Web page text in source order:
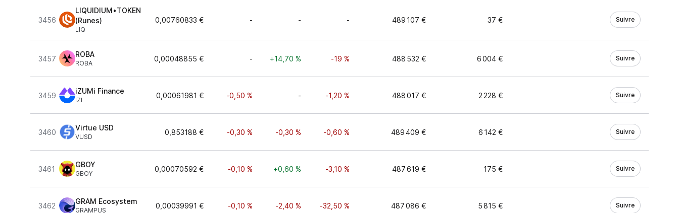
3456
LIQUIDIUM•TOKEN
(Runes)
LIQ
0,00760833 € - - - 489 107 € 37 € Suivre
3457
ROBA
ROBA
0,00048855 € - +14,70 % -19 % 488 532 € 6 004 € Suivre
3459
iZUMi Finance
IZI
0,00061981 € -0,50 % - -1,20 % 488 017 € 2 228 € Suivre
3460
Virtue USD
VUSD
0,853188 € -0,30 % -0,30 % -0,60 % 489 409 € 6 142 € Suivre
3461
GBOY
GBOY
0,00070592 € -0,10 % +0,60 % -3,10 % 487 619 € 175 € Suivre
3462
GRAM Ecosystem
GRAMPUS
0,00039991 € -0,10 % -2,40 % -32,50 % 487 086 € 5 815 € Suivre